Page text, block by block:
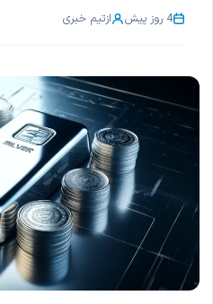
4 روز پیش ازتیم خبری